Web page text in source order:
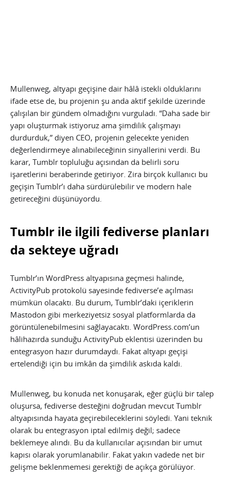
Mullenweg, altyapı geçişine dair hâlâ istekli olduklarını
ifade etse de, bu projenin şu anda aktif şekilde üzerinde
çalışılan bir gündem olmadığını vurguladı. “Daha sade bir
yapı oluşturmak istiyoruz ama şimdilik çalışmayı
durdurduk,” diyen CEO, projenin gelecekte yeniden
değerlendirmeye alınabileceğinin sinyallerini verdi. Bu
karar, Tumblr topluluğu açısından da belirli soru
işaretlerini beraberinde getiriyor. Zira birçok kullanıcı bu
geçişin Tumblr’ı daha sürdürülebilir ve modern hale
getireceğini düşünüyordu.
Tumblr ile ilgili fediverse planları
da sekteye uğradı
Tumblr’ın WordPress altyapısına geçmesi halinde,
ActivityPub protokolü sayesinde fediverse’e açılması
mümkün olacaktı. Bu durum, Tumblr’daki içeriklerin
Mastodon gibi merkeziyetsiz sosyal platformlarda da
görüntülenebilmesini sağlayacaktı. WordPress.com’un
hâlihazırda sunduğu ActivityPub eklentisi üzerinden bu
entegrasyon hazır durumdaydı. Fakat altyapı geçişi
ertelendiği için bu imkân da şimdilik askıda kaldı.
Mullenweg, bu konuda net konuşarak, eğer güçlü bir talep
oluşursa, fediverse desteğini doğrudan mevcut Tumblr
altyapısında hayata geçirebileceklerini söyledi. Yani teknik
olarak bu entegrasyon iptal edilmiş değil; sadece
beklemeye alındı. Bu da kullanıcılar açısından bir umut
kapısı olarak yorumlanabilir. Fakat yakın vadede net bir
gelişme beklenmemesi gerektiği de açıkça görülüyor.